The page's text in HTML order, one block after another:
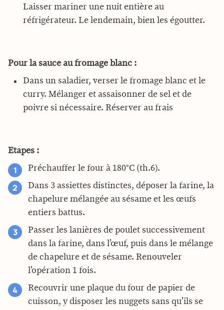
Laisser mariner une nuit entière au
réfrigérateur. Le lendemain, bien les égoutter.
Pour la sauce au fromage blanc :
Dans un saladier, verser le fromage blanc et le
curry. Mélanger et assaisonner de sel et de
poivre si nécessaire. Réserver au frais
Etapes :
Préchauffer le four à 180°C (th.6).
Dans 3 assiettes distinctes, déposer la farine, la
chapelure mélangée au sésame et les œufs
entiers battus.
Passer les lanières de poulet successivement
dans la farine, dans l’œuf, puis dans le mélange
de chapelure et de sésame. Renouveler
l’opération 1 fois.
Recouvrir une plaque du four de papier de
cuisson, y disposer les nuggets sans qu’ils se